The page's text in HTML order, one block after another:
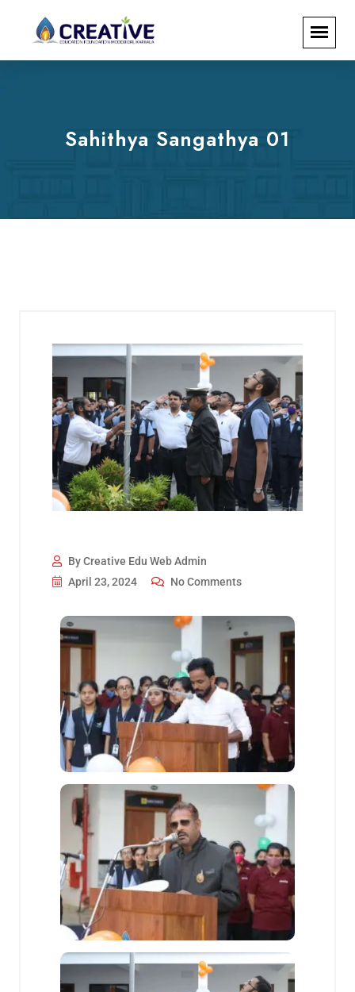
Sahithya Sangathya 01
By Creative Edu Web Admin
April 23, 2024
No Comments